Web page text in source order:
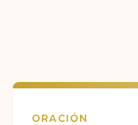
ORACIÓN